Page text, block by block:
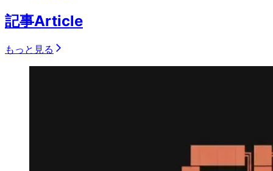
記事Article
もっと見る